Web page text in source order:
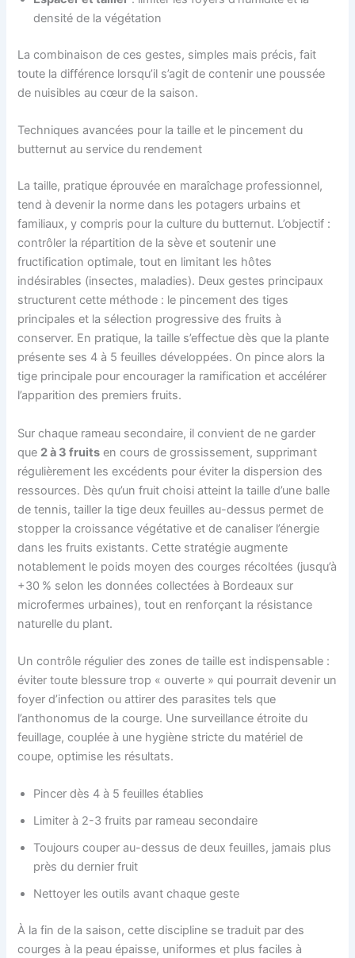
densité de la végétation
La combinaison de ces gestes, simples mais précis, fait
toute la différence lorsqu’il s’agit de contenir une poussée
de nuisibles au cœur de la saison.
Techniques avancées pour la taille et le pincement du
butternut au service du rendement
La taille, pratique éprouvée en maraîchage professionnel,
tend à devenir la norme dans les potagers urbains et
familiaux, y compris pour la culture du butternut. L’objectif :
contrôler la répartition de la sève et soutenir une
fructification optimale, tout en limitant les hôtes
indésirables (insectes, maladies). Deux gestes principaux
structurent cette méthode : le pincement des tiges
principales et la sélection progressive des fruits à
conserver. En pratique, la taille s’effectue dès que la plante
présente ses 4 à 5 feuilles développées. On pince alors la
tige principale pour encourager la ramification et accélérer
l’apparition des premiers fruits.
Sur chaque rameau secondaire, il convient de ne garder
que 2 à 3 fruits en cours de grossissement, supprimant
régulièrement les excédents pour éviter la dispersion des
ressources. Dès qu’un fruit choisi atteint la taille d’une balle
de tennis, tailler la tige deux feuilles au-dessus permet de
stopper la croissance végétative et de canaliser l’énergie
dans les fruits existants. Cette stratégie augmente
notablement le poids moyen des courges récoltées (jusqu’à
+30 % selon les données collectées à Bordeaux sur
microfermes urbaines), tout en renforçant la résistance
naturelle du plant.
Un contrôle régulier des zones de taille est indispensable :
éviter toute blessure trop « ouverte » qui pourrait devenir un
foyer d’infection ou attirer des parasites tels que
l’anthonomus de la courge. Une surveillance étroite du
feuillage, couplée à une hygiène stricte du matériel de
coupe, optimise les résultats.
Pincer dès 4 à 5 feuilles établies
Limiter à 2-3 fruits par rameau secondaire
Toujours couper au-dessus de deux feuilles, jamais plus
près du dernier fruit
Nettoyer les outils avant chaque geste
À la fin de la saison, cette discipline se traduit par des
courges à la peau épaisse, uniformes et plus faciles à